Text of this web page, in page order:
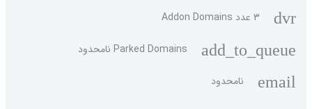
dvr 3 عدد Addon Domains
add_to_queue Parked Domains نامحدود
email نامحدود